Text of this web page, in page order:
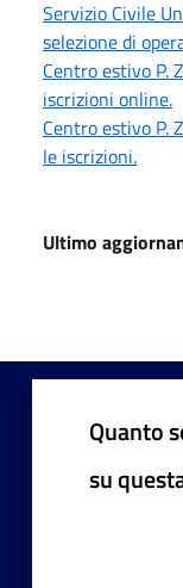
Servizio Civile
selezione di
Centro estivo P.
iscrizioni online.
Centro estivo P.
le iscrizioni.
Ultimo
Quanto
su